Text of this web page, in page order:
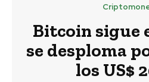
Bitcoin sigue
se desploma
los US$